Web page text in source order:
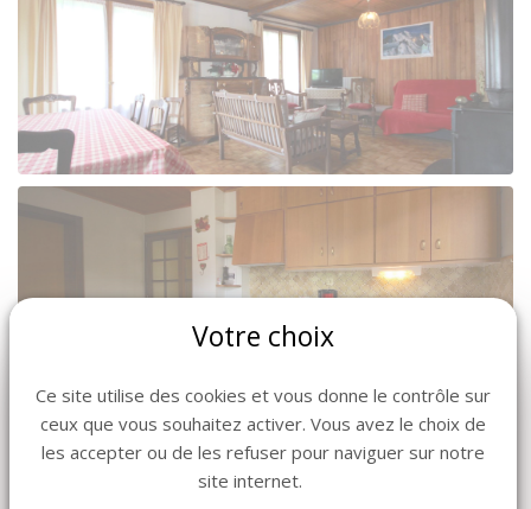
Votre choix
Ce site utilise des cookies et vous donne le contrôle sur
ceux que vous souhaitez activer. Vous avez le choix de
les accepter ou de les refuser pour naviguer sur notre
site internet.